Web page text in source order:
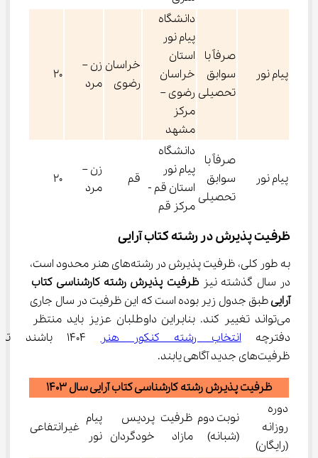
پیام نور
صرفاً با
سوابق
تحصیلی
دانشگاه
پیام نور
استان
خراسان
رضوی –
مرکز
مشهد
خراسان
رضوی
زن –
مرد
20
پیام نور
صرفاً با
سوابق
تحصیلی
دانشگاه
پیام نور
استان قم -
مرکز قم
قم
زن –
مرد
20
ظرفیت پذیرش در رشته کتاب آرایی
به طور کلی، ظرفیت پذیرش در رشته‌های هنر محدود است،
در سال گذشته نیز ظرفیت پذیرش رشته کارشناسی کتاب
آرایی طبق جدول زیر بوده است که این ظرفیت در سال جاری
می‌تواند تغییر کند. بنابراین داوطلبان عزیز باید منتظر
دفترچه انتخاب رشته کنکور هنر
1404 باشند
ظرفیت‌های جدید آگاهی یابند.
ظرفیت پذیرش رشته کارشناسی کتاب آرایی سال 1403
دوره
روزانه
(رایگان)
نوبت دوم
(شبانه)
ظرفیت
مازاد
پردیس
خودگردان
پیام
نور
غیرانتفاعی